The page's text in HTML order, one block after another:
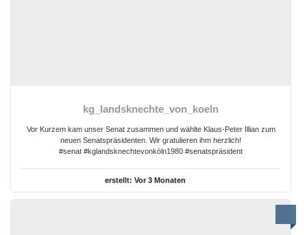
kg_landsknechte_von_koeln
Vor Kurzem kam unser Senat zusammen und wählte Klaus‑Peter Illian zum
neuen Senatspräsidenten. Wir gratulieren ihm herzlich!
#senat #kglandsknechtevonköln1980 #senatspräsident
erstellt: Vor 3 Monaten